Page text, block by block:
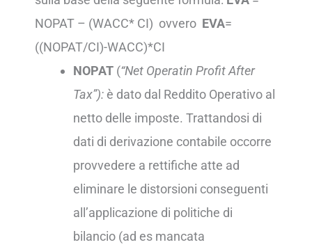
NOPAT – (WACC* CI) ovvero EVA=
((NOPAT/CI)-WACC)*CI
NOPAT(“Net Operatin Profit After
Tax”): è dato dal Reddito Operativo al
netto delle imposte. Trattandosi di
dati di derivazione contabile occorre
provvedere a rettifiche atte ad
eliminare le distorsioni conseguenti
all’applicazione di politiche di
bilancio (ad es mancata